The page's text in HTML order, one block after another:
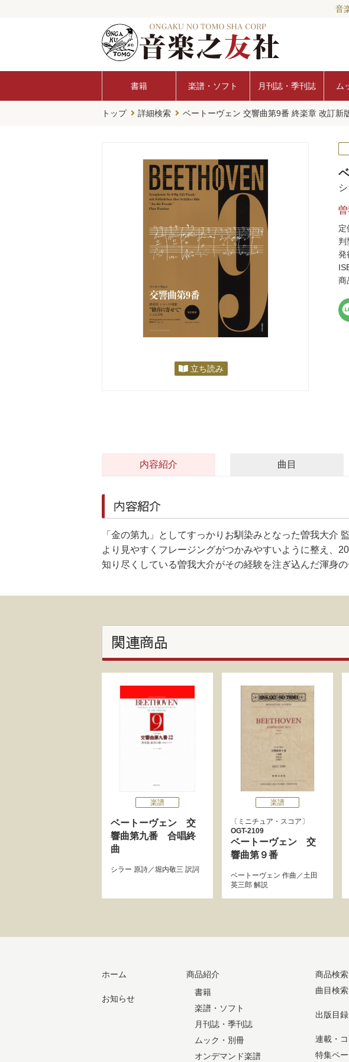
音
書籍 楽譜・ソフト 月刊誌・季刊誌 ム
トップ 詳細検索 ベートーヴェン 交響曲第9番 終楽章 改訂新
立ち読み
定
判
発
商
内容紹介 曲目
内容紹介
「金の第九」としてすっかりお馴染みとなった曽我大介
より見やすくフレージングがつかみやすいように整え、
知り尽くしている曽我大介がその経験を注ぎ込んだ渾身
関連商品
楽譜
ベートーヴェン 交
響曲第九番 合唱終
曲
シラー 原詩／堀内敬三 訳詞
楽譜
ミニチュア・スコア
OGT-2109
ベートーヴェン 交
響曲第９番
ベートーヴェン 作曲／土田
英三郎 解説
ホーム
お知らせ
商品紹介
書籍
楽譜・ソフト
月刊誌・季刊誌
ムック・別冊
オンデマンド楽譜
商品検索
曲目検索
出版目録
連載・
特集ペ